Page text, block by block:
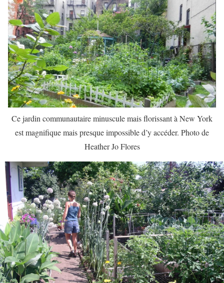
Ce jardin communautaire minuscule mais florissant à New York
est magnifique mais presque impossible d’y accéder. Photo de
Heather Jo Flores